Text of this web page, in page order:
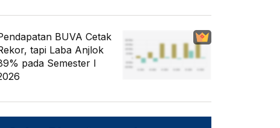
BUVA Cetak
tapi Laba Anjlok
pada Semester I